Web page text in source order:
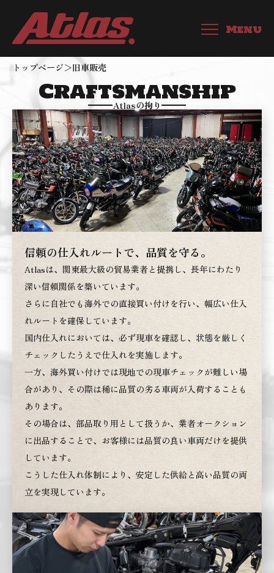
Menu
トップページ＞旧車販売
Craftsmanship
Atlasの拘り
信頼の仕入れルートで、品質を守る。
Atlasは、関東最大級の貿易業者と提携し、長年にわたり
深い信頼関係を築いています。
さらに自社でも海外での直接買い付けを行い、幅広い仕入
れルートを確保しています。
国内仕入れにおいては、必ず現車を確認し、状態を厳しく
チェックしたうえで仕入れを実施します。
一方、海外買い付けでは現地での現車チェックが難しい場
合があり、その際は稀に品質の劣る車両が入荷することも
あります。
その場合は、部品取り用として扱うか、業者オークション
に出品することで、お客様には品質の良い車両だけを提供
しています。
こうした仕入れ体制により、安定した供給と高い品質の両
立を実現しています。